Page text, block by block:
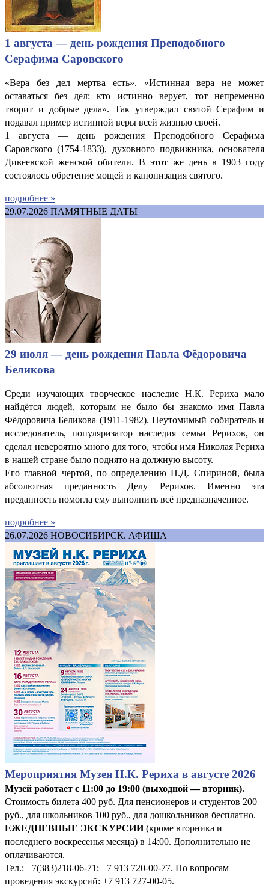
1 августа — день рождения Преподобного
Серафима Саровского
«Вера без дел мертва есть». «Истинная вера не может
оставаться без дел: кто истинно верует, тот непременно
творит и добрые дела». Так утверждал святой Серафим и
подавал пример истинной веры всей жизнью своей.
1 августа — день рождения Преподобного Серафима
Саровского (1754-1833), духовного подвижника, основателя
Дивеевской женской обители. В этот же день в 1903 году
состоялось обретение мощей и канонизация святого.
подробнее »
29.07.2026 ПАМЯТНЫЕ ДАТЫ
29 июля — день рождения Павла Фёдоровича
Беликова
Среди изучающих творческое наследие Н.К. Рериха мало
найдётся людей, которым не было бы знакомо имя Павла
Фёдоровича Беликова (1911-1982). Неутомимый собиратель и
исследователь, популяризатор наследия семьи Рерихов, он
сделал невероятно много для того, чтобы имя Николая Рериха
в нашей стране было поднято на должную высоту.
Его главной чертой, по определению Н.Д. Спириной, была
абсолютная преданность Делу Рерихов. Именно эта
преданность помогла ему выполнить всё предназначенное.
подробнее »
26.07.2026 НОВОСИБИРСК. АФИША
Мероприятия Музея Н.К. Рериха в августе 2026
Музей работает с 11:00 до 19:00 (выходной — вторник).
Стоимость билета 400 руб. Для пенсионеров и студентов 200
руб., для школьников 100 руб., для дошкольников бесплатно.
ЕЖЕДНЕВНЫЕ ЭКСКУРСИИ(кроме вторника и
последнего воскресенья месяца) в 14:00. Дополнительно не
оплачиваются.
Тел.: +7(383)218-06-71; +7 913 720-00-77. По вопросам
проведения экскурсий: +7 913 727-00-05.